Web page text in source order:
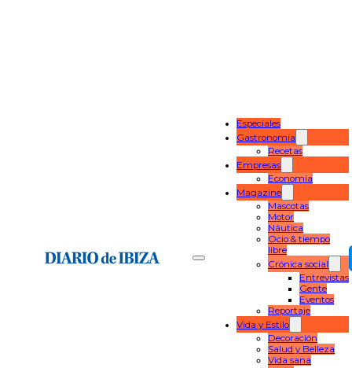
Especiales
Gastronomía
Recetas
Empresas
Economía
Magazine
Mascotas
Motor
Náutica
Ocio & tiempo
libre
Crónica social
Entrevistas
Gente
Eventos
Reportaje
Vida y Estilo
Decoración
Salud y Belleza
Vida sana